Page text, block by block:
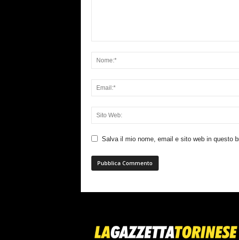
Salva il mio nome, email e sito web in questo